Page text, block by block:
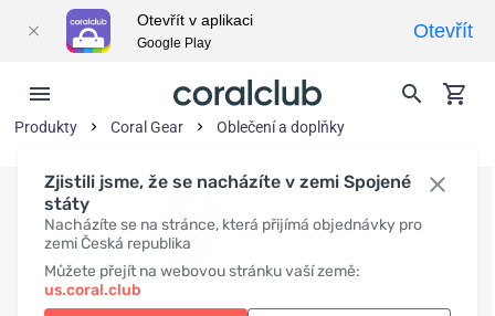
Zjistili jsme, že se nacházíte v zemi Spojené
státy
Nacházíte se na stránce, která přijímá objednávky pro
zemi Česká republika
Můžete přejít na webovou stránku vaší země:
us.coral.club
Produkty Coral Gear Oblečení a doplňky
Otevřít v aplikaci
Google Play
Otevřít